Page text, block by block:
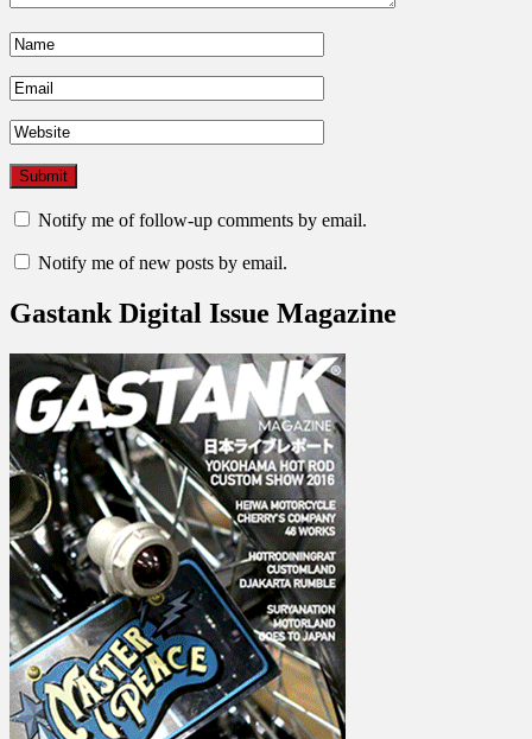
Notify me of follow-up comments by email.
Notify me of new posts by email.
Gastank Digital Issue Magazine